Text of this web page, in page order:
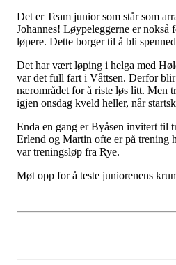
Det er Team junior som står som
Johannes! Løypeleggerne er nokså
løpere. Dette borger til å bli
Det har vært løping i helga med
var det full fart i Våttsen. Derfor
nærområdet for å riste løs litt. Men
igjen onsdag kveld heller, når
Enda en gang er Byåsen invitert til
Erlend og Martin ofte er på trening
var treningsløp fra Rye.
Møt opp for å teste juniorenens